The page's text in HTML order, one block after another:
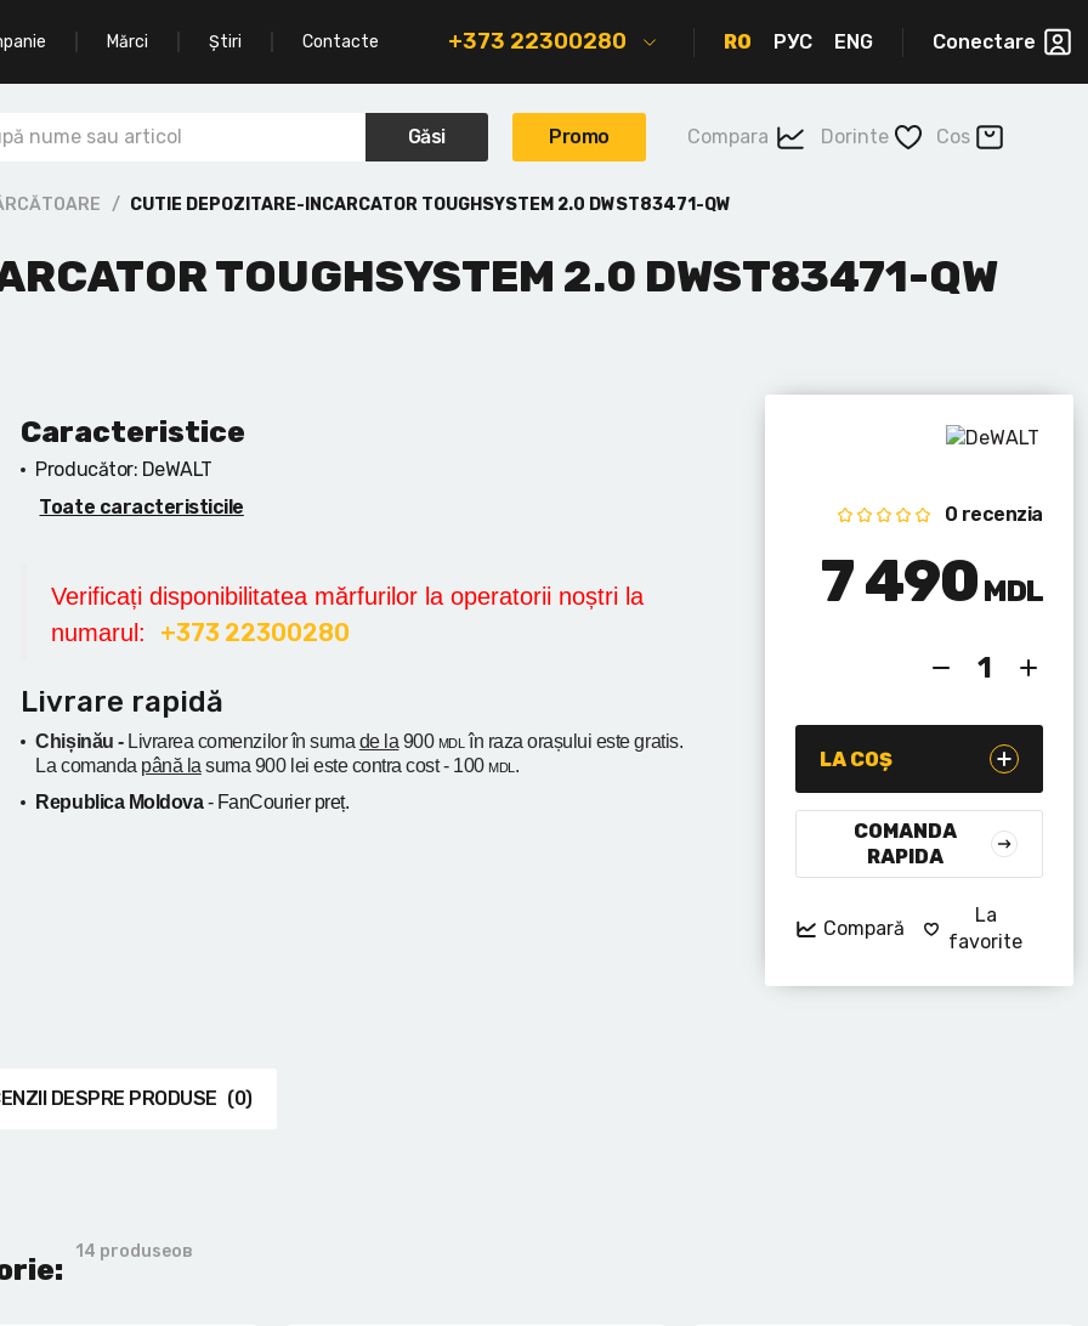
Mărci Știri Contacte +373 22300280 RO РУС ENG Conectare
Găsi Promo Compara Dorinte Cos
CUTIE DEPOZITARE-INCARCATOR TOUGHSYSTEM 2.0 DWST83471-QW
TOUGHSYSTEM 2.0 DWST83471-QW
Caracteristice
Producător: DeWALT
Toate caracteristicile
Verificați disponibilitatea mărfurilor la operatorii noștri la
numarul: +373 22300280
Livrare rapidă
Chișinău - Livrarea comenzilor în suma de la 900 MDL în raza orașului este gratis.
La comanda până la suma 900 lei este contra cost - 100 MDL .
Republica Moldova- FanCourier preț.
0 recenzia
7 490 MDL
LA COȘ
COMANDA
RAPIDA
Compară
La
favorite
DESPRE PRODUSE (0)
14 produseов